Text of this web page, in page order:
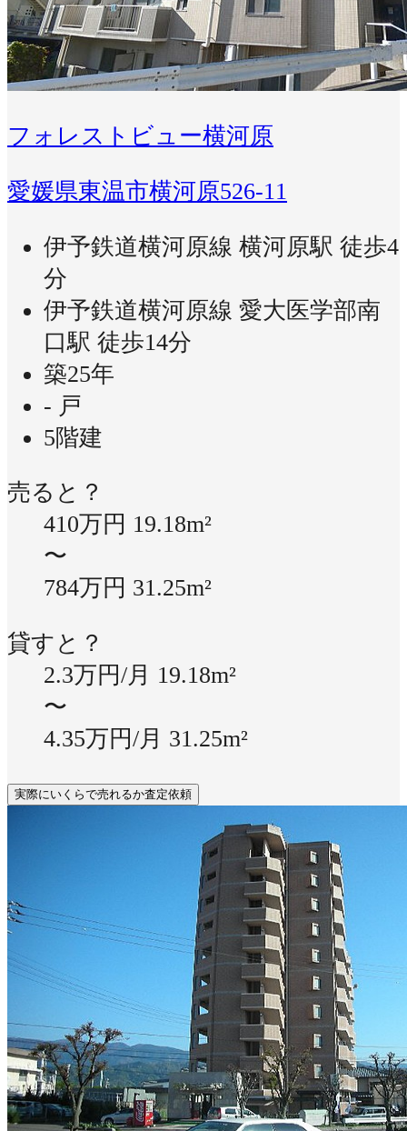
フォレストビュー横河原
愛媛県東温市横河原526-11
伊予鉄道横河原線 横河原駅 徒歩4
分
伊予鉄道横河原線 愛大医学部南
口駅 徒歩14分
築25年
- 戸
5階建
売ると？
410万円 19.18m²
〜
784万円 31.25m²
貸すと？
2.3万円/月 19.18m²
〜
4.35万円/月 31.25m²
実際にいくらで売れるか査定依頼